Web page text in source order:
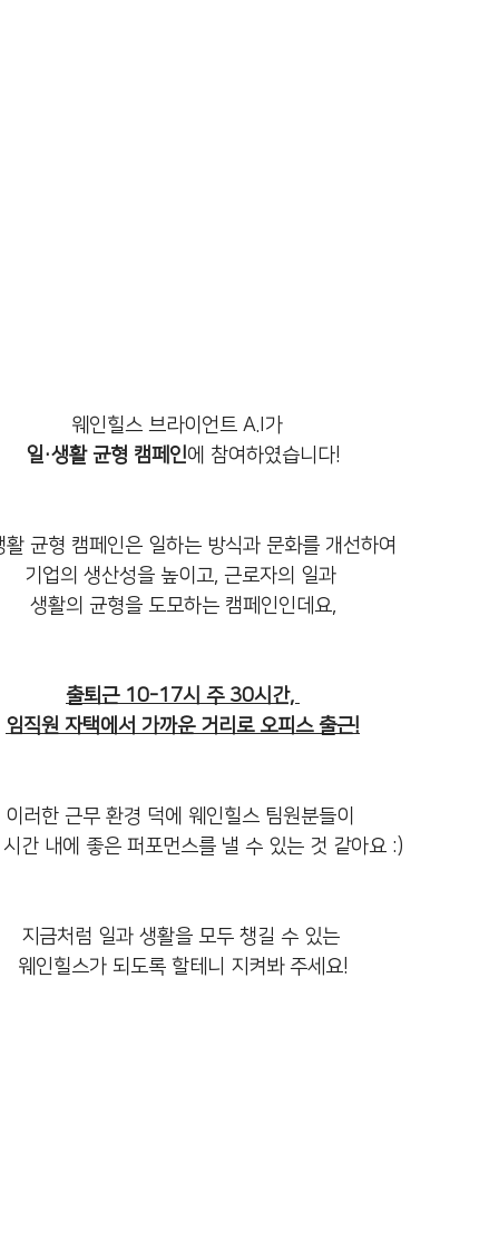
웨인힐스 브라이언트 A.I가
일·생활 균형 캠페인에 참여하였습니다!
활 균형 캠페인은 일하는 방식과 문화를 개선하여
기업의 생산성을 높이고, 근로자의 일과
생활의 균형을 도모하는 캠페인인데요,
출퇴근 10-17시 주 30시간,
임직원 자택에서 가까운 거리로 오피스 출근!
이러한 근무 환경 덕에 웨인힐스 팀원분들이
간 내에 좋은 퍼포먼스를 낼 수 있는 것 같아요 :)
지금처럼 일과 생활을 모두 챙길 수 있는
웨인힐스가 되도록 할테니 지켜봐 주세요!